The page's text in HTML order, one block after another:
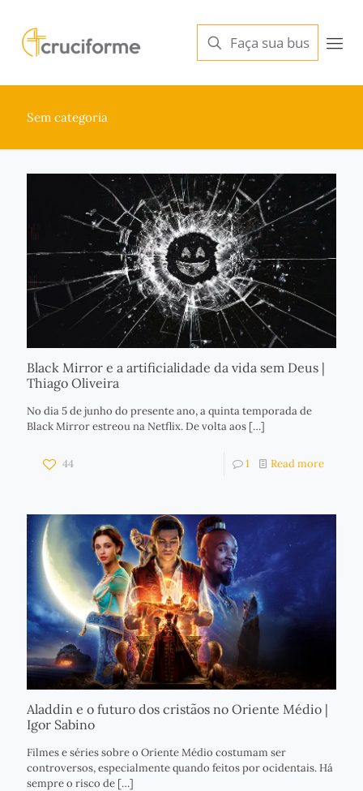
Sem categoria
Black Mirror e a artificialidade da vida sem Deus |
Thiago Oliveira
No dia 5 de junho do presente ano, a quinta temporada de
Black Mirror estreou na Netflix. De volta aos […]
44 1 Read more
Aladdin e o futuro dos cristãos no Oriente Médio |
Igor Sabino
Filmes e séries sobre o Oriente Médio costumam ser
controversos, especialmente quando feitos por ocidentais. Há
sempre o risco de […]